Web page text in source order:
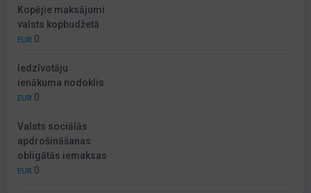
Kopējie maksājumi
valsts kopbudžetā
EUR 0
Iedzīvotāju
ienākuma nodoklis
EUR 0
Valsts sociālās
apdrošināšanas
obligātās iemaksas
EUR 0